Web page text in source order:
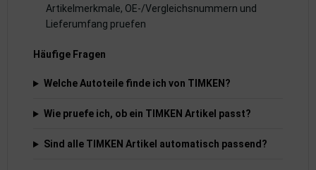
Artikelmerkmale, OE-/Vergleichsnummern und
Lieferumfang pruefen
Häufige Fragen
Welche Autoteile finde ich von TIMKEN?
Wie pruefe ich, ob ein TIMKEN Artikel passt?
Sind alle TIMKEN Artikel automatisch passend?